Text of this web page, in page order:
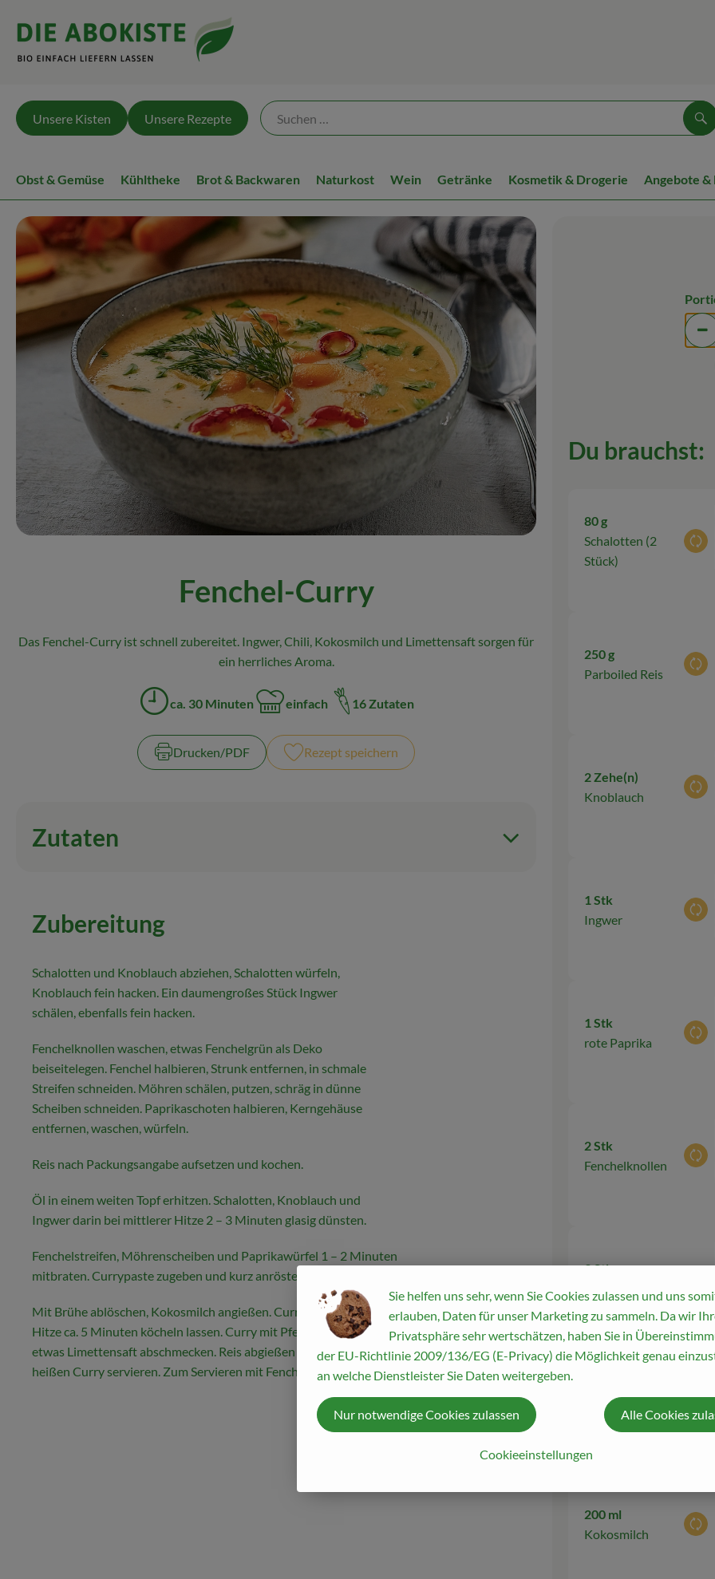
Unsere Kisten Unsere Rezepte
Obst & Gemüse Kühltheke Brot & Backwaren Naturkost Wein Getränke Kosmetik & Drogerie Angebote &
Fenchel-Curry
Das Fenchel-Curry ist schnell zubereitet. Ingwer, Chili, Kokosmilch und Limettensaft sorgen für
ein herrliches Aroma.
Zubreitungszeit:
ca. 30 Minuten
Schwierigkeit:
einfach 16 Zutaten
Drucken​/​PDF Rezept speichern
Zutaten
Zubereitung
Schalotten und Knoblauch abziehen, Schalotten würfeln,
Knoblauch fein hacken. Ein daumengroßes Stück Ingwer
schälen, ebenfalls fein hacken.
Fenchelknollen waschen, etwas Fenchelgrün als Deko
beiseitelegen. Fenchel halbieren, Strunk entfernen, in schmale
Streifen schneiden. Möhren schälen, putzen, schräg in dünne
Scheiben schneiden. Paprikaschoten halbieren, Kerngehäuse
entfernen, waschen, würfeln.
Reis nach Packungsangabe aufsetzen und kochen.
Öl in einem weiten Topf erhitzen. Schalotten, Knoblauch und
Ingwer darin bei mittlerer Hitze 2 – 3 Minuten glasig dünsten.
Fenchelstreifen, Möhrenscheiben und Paprikawürfel 1 – 2 Minuten
mitbraten. Currypaste zugeben und kurz anrösten.
Mit Brühe ablöschen, Kokosmilch angießen. Curry bei mittlerer
Hitze ca. 5 Minuten köcheln lassen. Curry mit Pfeffer, Salz, Chili und
etwas Limettensaft abschmecken. Reis abgießen und mit dem
heißen Curry servieren. Zum Servieren mit Fenchelgrün dekorieren.
Du brauchst:
80 g
Schalotten (2
Stück)
250 g
Parboiled Reis
2 Zehe(n)
Knoblauch
1 Stk
Ingwer
1 Stk
rote Paprika
2 Stk
Fenchelknollen
3 Stk
Möhren
gelbe
Paprikaschote
200 ml
Kokosmilch
Sie helfen uns sehr, wenn Sie Cookies zulassen und uns
erlauben, Daten für unser Marketing zu sammeln. Da wir
Privatsphäre sehr wertschätzen, haben Sie in
der EU-Richtlinie 2009/136/EG (E-Privacy) die Möglichkeit genau
an welche Dienstleister Sie Daten weitergeben.
Cookieeinstellungen
Nur notwendige Cookies zulassen Alle Cookies